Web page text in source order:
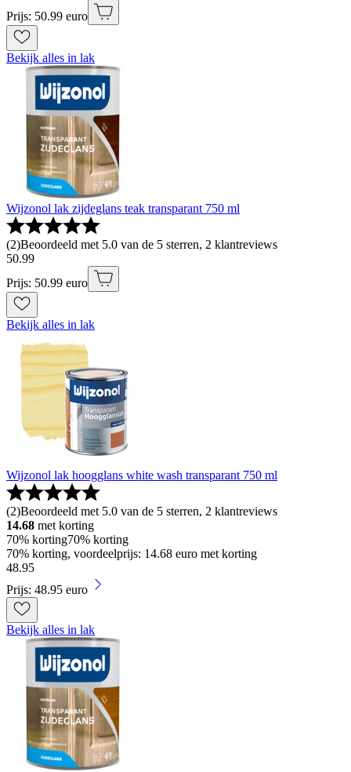
Prijs: 50.99 euro
Bekijk alles in lak
Wijzonol lak zijdeglans teak transparant 750 ml
(2)Beoordeeld met 5.0 van de 5 sterren, 2 klantreviews
50.99
Prijs: 50.99 euro
Bekijk alles in lak
Wijzonol lak hoogglans white wash transparant 750 ml
(2)Beoordeeld met 5.0 van de 5 sterren, 2 klantreviews
14.68 met korting
70% korting70% korting
70% korting, voordeelprijs: 14.68 euro met korting
48.95
Prijs: 48.95 euro
Bekijk alles in lak